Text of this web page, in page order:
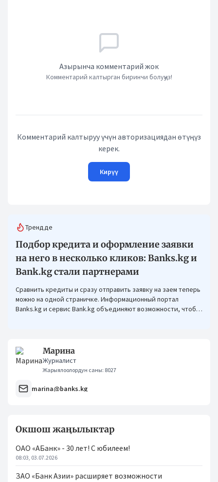
Азырынча комментарий жок
Комментарий калтырган биринчи болуңуз!
Комментарий калтыруу үчүн авторизациядан өтүңүз
керек.
Кирүү
Трендде
Подбор кредита и оформление заявки
на него в несколько кликов: Banks.kg и
Bank.kg стали партнерами
Сравнить кредиты и сразу отправить заявку на заем теперь
можно на одной страничке. Информационный портал
Banks.kg и сервис Bank.kg объединяют возможности, чтобы
Марина
Журналист
Жарыялоолордун саны: 8027
marina@banks.kg
Окшош жаңылыктар
ОАО «АБанк» - 30 лет! С юбилеем!
08:03, 03.07.2026
ЗАО «Банк Азии» расширяет возможности